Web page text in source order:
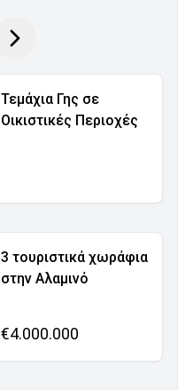
Τεμάχια Γης σε
Οικιστικές Περιοχές
3 τουριστικά χωράφια
στην Αλαμινό
€4.000.000